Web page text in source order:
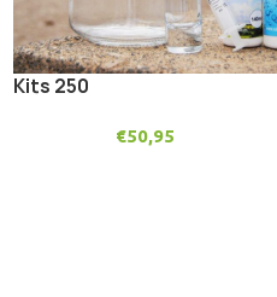
Kits 250
€50,95